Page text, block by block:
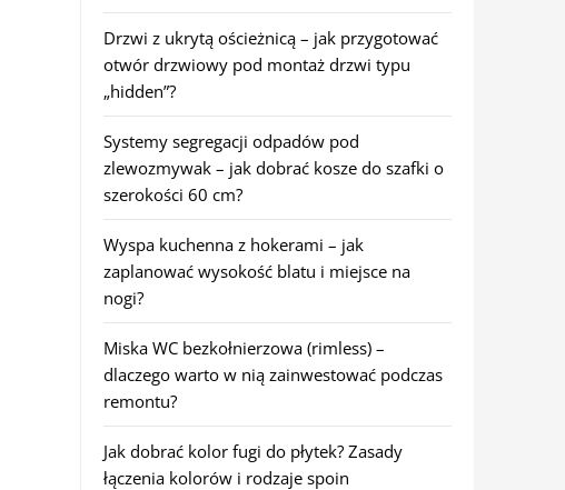
Drzwi z ukrytą ościeżnicą – jak przygotować
otwór drzwiowy pod montaż drzwi typu
„hidden”?
Systemy segregacji odpadów pod
zlewozmywak – jak dobrać kosze do szafki o
szerokości 60 cm?
Wyspa kuchenna z hokerami – jak
zaplanować wysokość blatu i miejsce na
nogi?
Miska WC bezkołnierzowa (rimless) –
dlaczego warto w nią zainwestować podczas
remontu?
Jak dobrać kolor fugi do płytek? Zasady
łączenia kolorów i rodzaje spoin